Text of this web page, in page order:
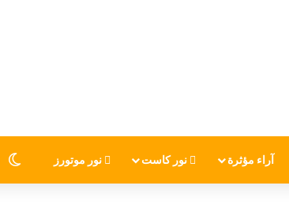
آراء مؤثرة نور كاست نور موتورز